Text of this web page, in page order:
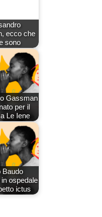
ecco che
sono
Gassman
per il
Le Iene
Baudo
ospedale
ictus